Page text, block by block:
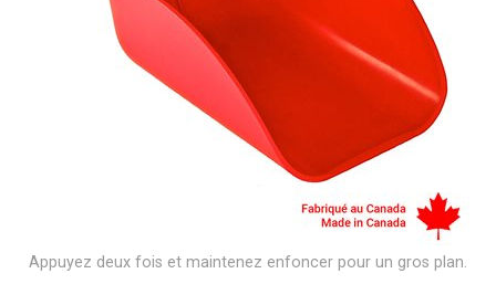
Appuyez deux fois et maintenez enfoncer pour un gros plan.